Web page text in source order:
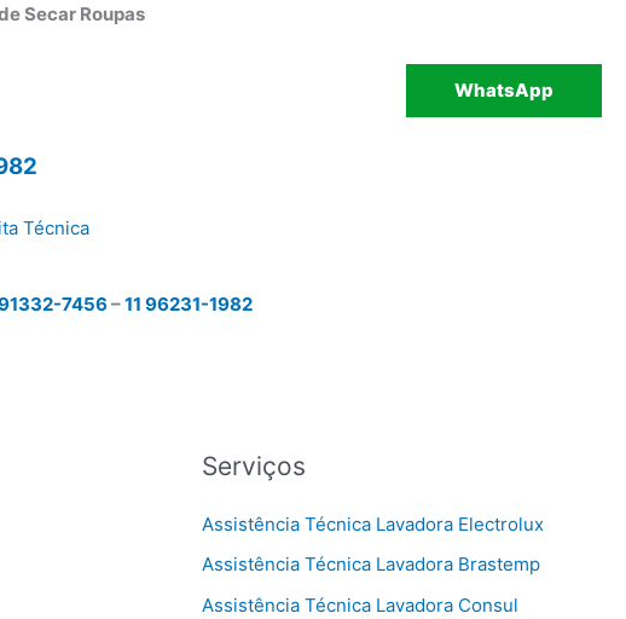
Secar Roupas
WhatsApp
Técnica
7456 –11 96231-1982
Serviços
Assistência Técnica Lavadora Electrolux
Assistência Técnica Lavadora Brastemp
Assistência Técnica Lavadora Consul